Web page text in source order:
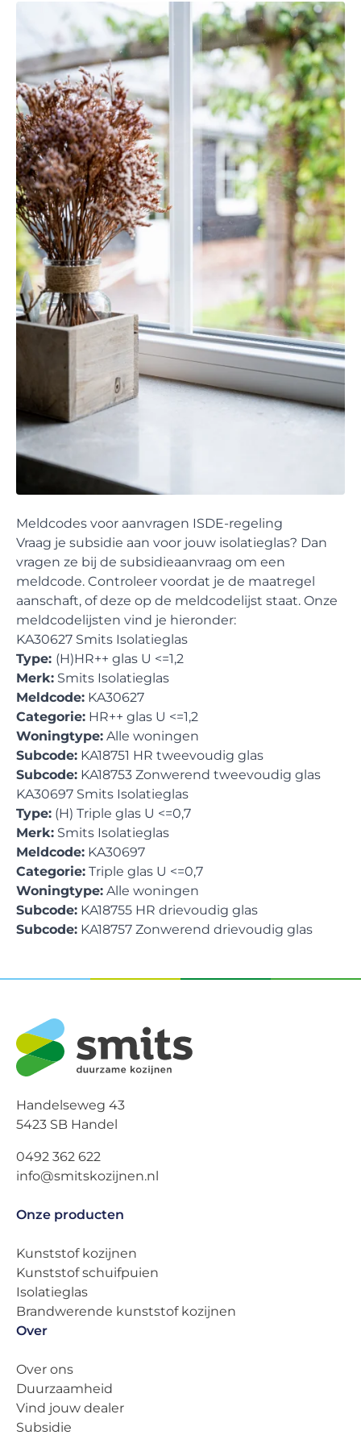
Meldcodes voor aanvragen ISDE-regeling
Vraag je subsidie aan voor jouw isolatieglas? Dan
vragen ze bij de subsidieaanvraag om een
meldcode. Controleer voordat je de maatregel
aanschaft, of deze op de meldcodelijst staat. Onze
meldcodelijsten vind je hieronder:
KA30627 Smits Isolatieglas
Type: (H)HR++ glas U <=1,2
Merk: Smits Isolatieglas
Meldcode: KA30627
Categorie: HR++ glas U <=1,2
Woningtype: Alle woningen
Subcode: KA18751 HR tweevoudig glas
Subcode: KA18753 Zonwerend tweevoudig glas
KA30697 Smits Isolatieglas
Type: (H) Triple glas U <=0,7
Merk: Smits Isolatieglas
Meldcode: KA30697
Categorie: Triple glas U <=0,7
Woningtype: Alle woningen
Subcode: KA18755 HR drievoudig glas
Subcode: KA18757 Zonwerend drievoudig glas
Handelseweg 43
5423 SB Handel
0492 362 622
info@smitskozijnen.nl
Onze producten
Kunststof kozijnen
Kunststof schuifpuien
Isolatieglas
Brandwerende kunststof kozijnen
Over
Over ons
Duurzaamheid
Vind jouw dealer
Subsidie